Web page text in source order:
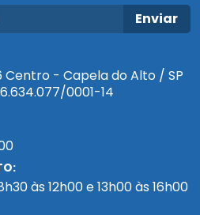
Enviar
Centro - Capela do Alto / SP
0001-14
às 12h00 e 13h00 às 16h00